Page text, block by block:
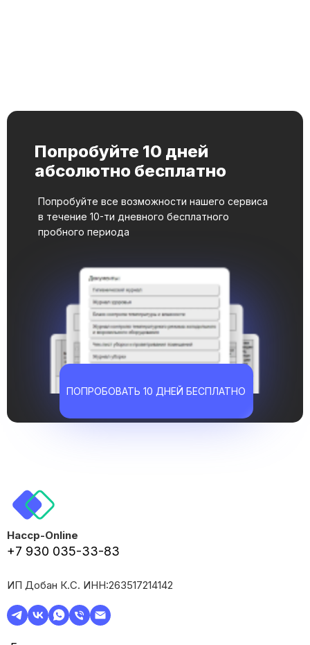
Попробуйте 10 дней
абсолютно бесплатно
Попробуйте все возможности нашего сервиса
в течение 10-ти дневного бесплатного
пробного периода
ПОПРОБОВАТЬ 10 ДНЕЙ БЕСПЛАТНО
Haccp-Online
+7 930 035-33-83
ИП Добан К.С. ИНН:263517214142